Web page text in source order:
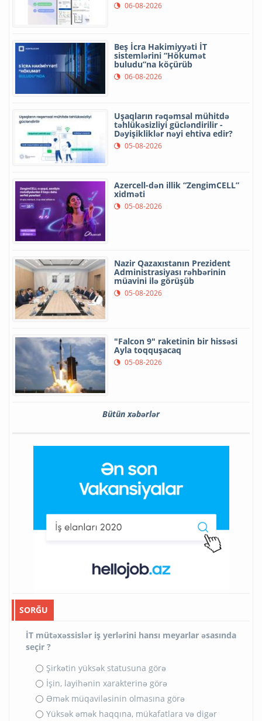
06-08-2026
Beş İcra Hakimiyyəti İT
sistemlərini “Hökumət
buludu”na köçürüb
06-08-2026
Uşaqların rəqəmsal mühitdə
təhlükəsizliyi gücləndirilir -
Dəyişikliklər nəyi ehtiva edir?
05-08-2026
Azercell-dən illik “ZengimCELL”
xidməti
05-08-2026
Nazir Qazaxıstanın Prezident
Administrasiyası rəhbərinin
müavini ilə görüşüb
05-08-2026
"Falcon 9" raketinin bir hissəsi
Ayla toqquşacaq
05-08-2026
Bütün xəbərlər
SORĞU
İT mütəxəssislər iş yerlərini hansı meyarlar əsasında
seçir ?
Şirkətin yüksək statusuna görə
İşin, layihənin xarakterinə görə
Əmək müqaviləsinin olmasına görə
Yüksək əmək haqqına, mükafatlara və digər